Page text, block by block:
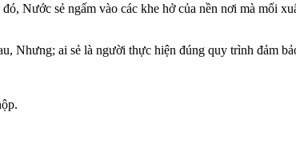
Nước sẻ ngấm vào các khe hở của nền nơi mà mối
Nhưng; ai sẻ là người thực hiện đúng quy trình đảm